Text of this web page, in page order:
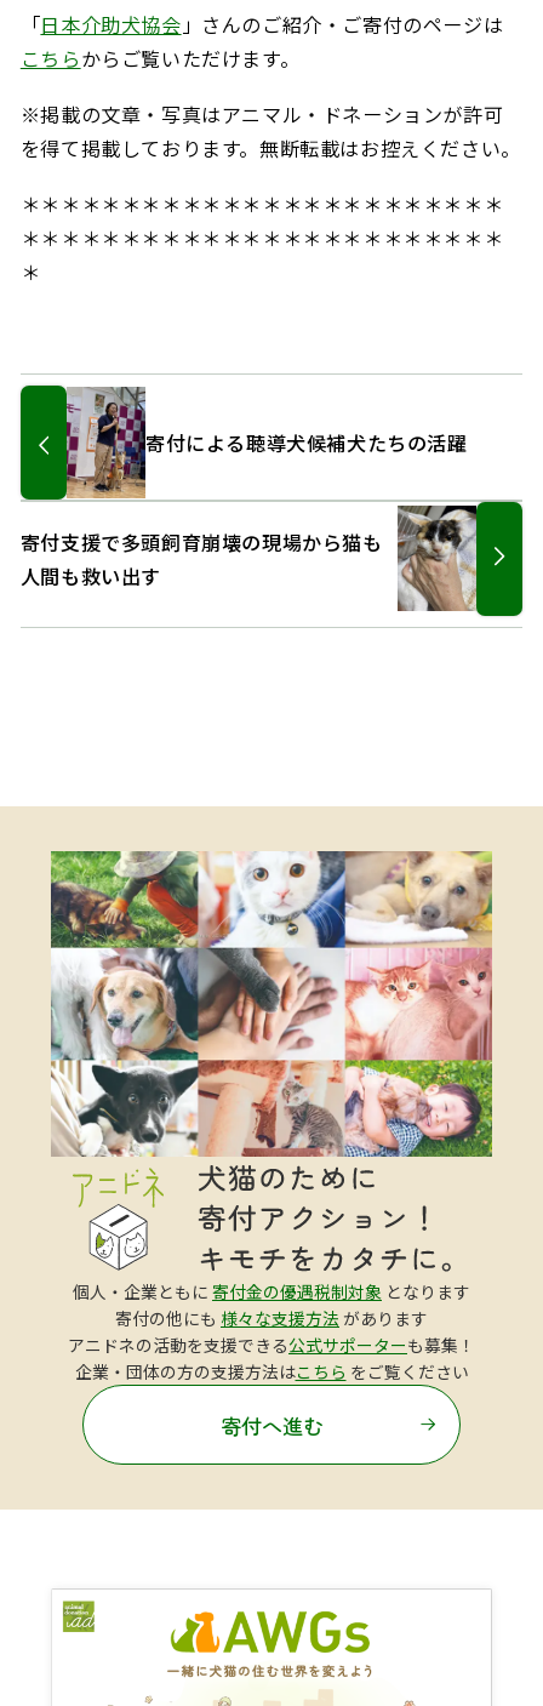
「日本介助犬協会 」さんのご紹介・ご寄付のページは
こちらからご覧いただけます。
※掲載の文章・写真はアニマル・ドネーションが許可
を得て掲載しております。無断転載はお控えください。
＊＊＊＊＊＊＊＊＊＊＊＊＊＊＊＊＊＊＊＊＊＊＊＊
＊＊＊＊＊＊＊＊＊＊＊＊＊＊＊＊＊＊＊＊＊＊＊＊
＊
寄付による聴導犬候補犬たちの活躍
寄付支援で多頭飼育崩壊の現場から猫も
人間も救い出す
個人・企業ともに 寄付金の優遇税制対象 となります
寄付の他にも 様々な支援方法 があります
アニドネの活動を支援できる公式サポーターも募集！
企業・団体の方の支援方法はこちら をご覧ください
寄付へ進む